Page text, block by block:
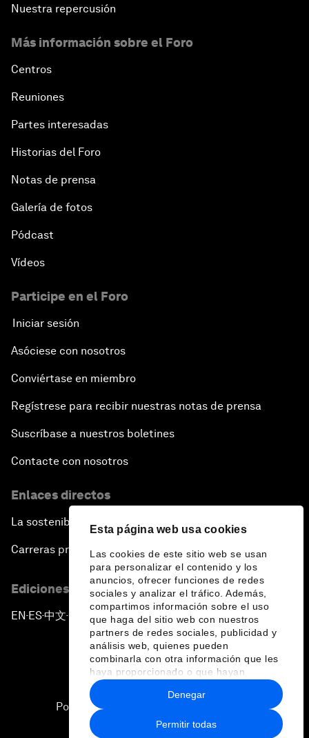
Esta página web usa cookies
Las cookies de este sitio web se usan
para personalizar el contenido y los
anuncios, ofrecer funciones de redes
sociales y analizar el tráfico. Además,
compartimos información sobre el uso
que haga del sitio web con nuestros
partners de redes sociales, publicidad y
análisis web, quienes pueden
combinarla con otra información que les
haya proporcionado o que hayan
recopilado a partir del uso que haya
hecho de sus servicios.
Permitir todas
Denegar
Nuestra repercusión
Más información sobre el Foro
Centros
Reuniones
Partes interesadas
Historias del Foro
Notas de prensa
Galería de fotos
Pódcast
Vídeos
Participe en el Foro
Iniciar sesión
Asóciese con nosotros
Conviértase en miembro
Regístrese para recibir nuestras notas de prensa
Suscríbase a nuestros boletines
Contacte con nosotros
Enlaces directos
La sostenibilidad en el Foro
Carreras profesionales
Ediciones en otros idiomas
EN ▪ES▪中文▪ 日本語
Política de privacidad y normas de uso
Sitemap